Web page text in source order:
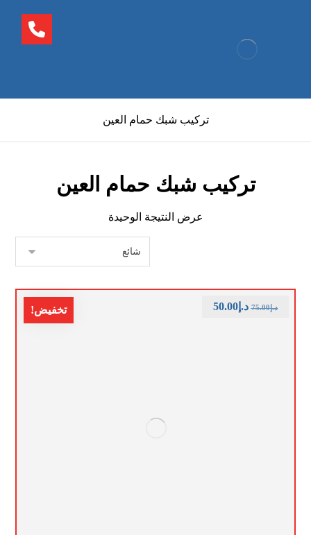
تركيب شبك حمام العين
تركيب شبك حمام العين
عرض النتيجة الوحيدة
تخفيض! د.إ75.00 د.إ50.00